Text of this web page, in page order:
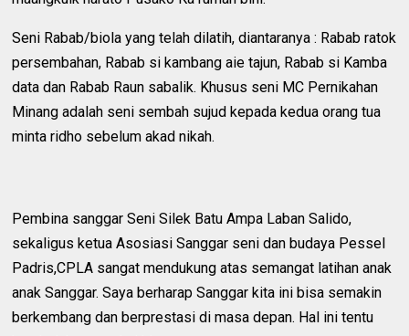
Seni Rabab/biola yang telah dilatih, diantaranya : Rabab ratok
persembahan, Rabab si kambang aie tajun, Rabab si Kamba
data dan Rabab Raun sabalik. Khusus seni MC Pernikahan
Minang adalah seni sembah sujud kepada kedua orang tua
minta ridho sebelum akad nikah.
Pembina sanggar Seni Silek Batu Ampa Laban Salido,
sekaligus ketua Asosiasi Sanggar seni dan budaya Pessel
Padris,CPLA sangat mendukung atas semangat latihan anak
anak Sanggar. Saya berharap Sanggar kita ini bisa semakin
berkembang dan berprestasi di masa depan. Hal ini tentu